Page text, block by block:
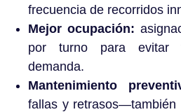
frecuencia de recorridos
Mejor ocupación:
por turno para evitar
demanda.
Mantenimiento
fallas y retrasos—también